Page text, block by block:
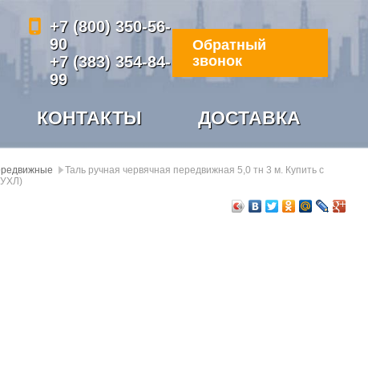
+7 (800) 350-56-
90
+7 (383) 354-84-
99
Обратный
звонок
КОНТАКТЫ ДОСТАВКА
Таль ручная червячная передвижная 5,0 тн 3 м. Купить с
УХЛ)